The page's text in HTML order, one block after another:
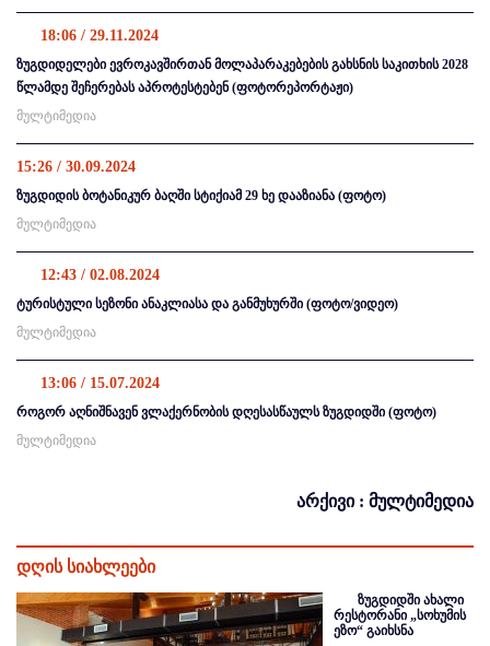
18:06 / 29.11.2024
ზუგდიდელები ევროკავშირთან მოლაპარაკებების გახსნის საკითხის 2028
წლამდე შეჩერებას აპროტესტებენ (ფოტორეპორტაჟი)
მულტიმედია
15:26 / 30.09.2024
ზუგდიდის ბოტანიკურ ბაღში სტიქიამ 29 ხე დააზიანა (ფოტო)
მულტიმედია
12:43 / 02.08.2024
ტურისტული სეზონი ანაკლიასა და განმუხურში (ფოტო/ვიდეო)
მულტიმედია
13:06 / 15.07.2024
როგორ აღნიშნავენ ვლაქერნობის დღესასწაულს ზუგდიდში (ფოტო)
მულტიმედია
არქივი : მულტიმედია
დღის სიახლეები
ზუგდიდში ახალი
რესტორანი „სოხუმის
ეზო“ გაიხსნა